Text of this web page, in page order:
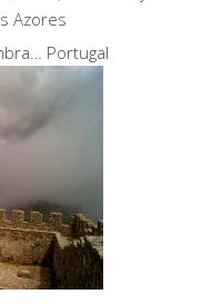
Portugal